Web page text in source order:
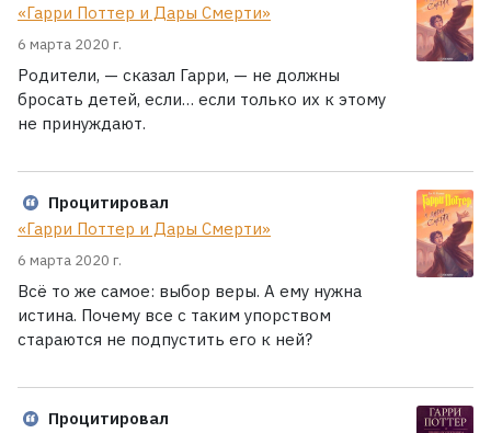
«Гарри Поттер и Дары Смерти»
6 марта 2020 г.
Родители, — сказал Гарри, — не должны
бросать детей, если… если только их к этому
не принуждают.
Процитировал
«Гарри Поттер и Дары Смерти»
6 марта 2020 г.
Всё то же самое: выбор веры. А ему нужна
истина. Почему все с таким упорством
стараются не подпустить его к ней?
Процитировал